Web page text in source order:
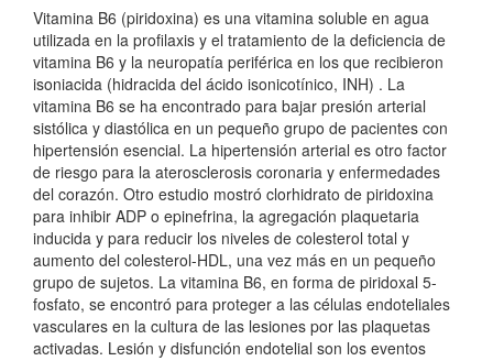
Vitamina B6 (piridoxina) es una vitamina soluble en agua
utilizada en la profilaxis y el tratamiento de la deficiencia de
vitamina B6 y la neuropatía periférica en los que recibieron
isoniacida (hidracida del ácido isonicotínico, INH) . La
vitamina B6 se ha encontrado para bajar presión arterial
sistólica y diastólica en un pequeño grupo de pacientes con
hipertensión esencial. La hipertensión arterial es otro factor
de riesgo para la aterosclerosis coronaria y enfermedades
del corazón. Otro estudio mostró clorhidrato de piridoxina
para inhibir ADP o epinefrina, la agregación plaquetaria
inducida y para reducir los niveles de colesterol total y
aumento del colesterol-HDL, una vez más en un pequeño
grupo de sujetos. La vitamina B6, en forma de piridoxal 5-
fosfato, se encontró para proteger a las células endoteliales
vasculares en la cultura de las lesiones por las plaquetas
activadas. Lesión y disfunción endotelial son los eventos